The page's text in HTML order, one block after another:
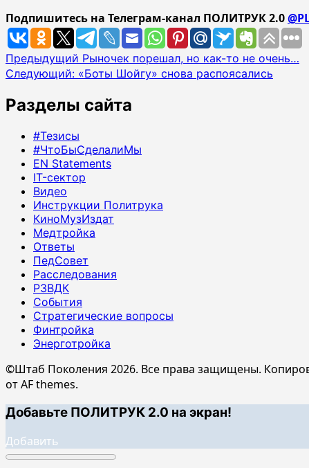
Подпишитесь на Телеграм-канал ПОЛИТРУК 2.0
Навигация
записи
Предыдущий Рыночек порешал, но как-то не очень…
Следующий: «Боты Шойгу» снова распоясались
Разделы сайта
#Тезисы
#ЧтоБыСделалиМы
EN Statements
IT-сектор
Видео
Инструкции Политрука
КиноМузИздат
Медтройка
Ответы
ПедСовет
Расследования
РЗВДК
События
Стратегические вопросы
Финтройка
Энерготройка
©Штаб Поколения 2026. Все права защищены.
от AF themes.
Добавьте ПОЛИТРУК 2.0 на экран!
Добавить